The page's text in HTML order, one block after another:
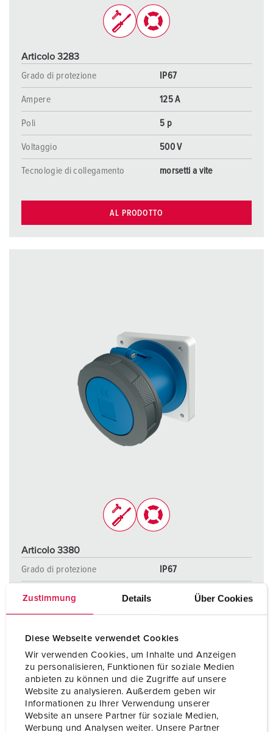
Zustimmung Details Über Cookies
Diese Webseite verwendet Cookies
Wir verwenden Cookies, um Inhalte und Anzeigen
zu personalisieren, Funktionen für soziale Medien
anbieten zu können und die Zugriffe auf unsere
Website zu analysieren. Außerdem geben wir
Informationen zu Ihrer Verwendung unserer
Website an unsere Partner für soziale Medien,
Werbung und Analysen weiter. Unsere Partner
Articolo 3283
Grado di protezione
IP67
Ampere 125 A
Poli 5 p
Voltaggio 500 V
Tecnologie di collegamento morsetti a vite
AL PRODOTTO
Articolo 3380
Grado di protezione
IP67
Ampere
Poli 3 p
Voltaggio 230 V
Tecnologie di collegamento morsetti a vite
AL PRODOTTO